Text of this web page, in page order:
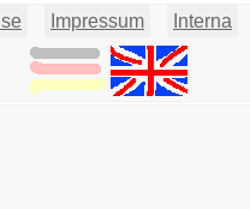
Impressum Interna